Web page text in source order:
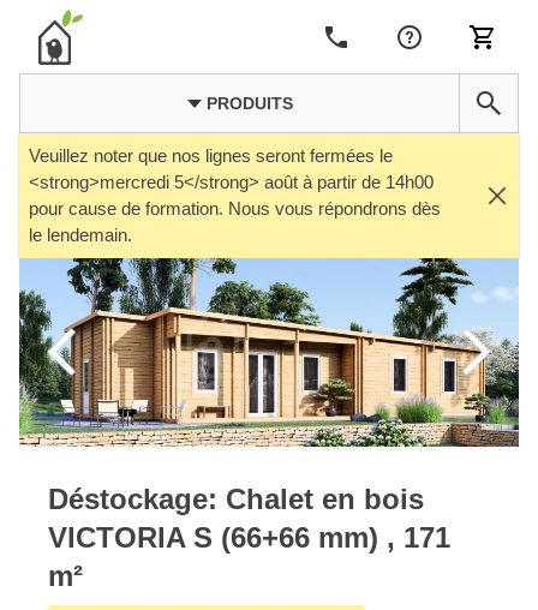
PRODUITS
Veuillez noter que nos lignes seront fermées le
<strong>mercredi 5</strong> août à partir de 14h00
pour cause de formation. Nous vous répondrons dès
le lendemain.
Déstockage: Chalet en bois
VICTORIA S (66+66 mm) , 171
m²